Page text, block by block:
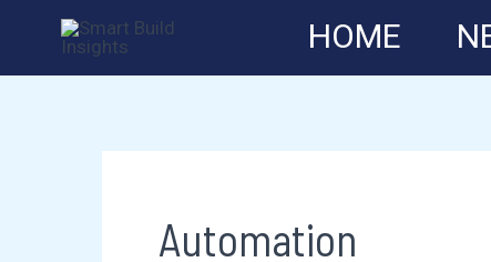
springen
HOME
Automation